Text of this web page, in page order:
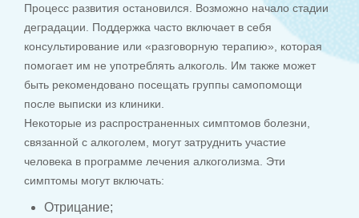
Процесс развития остановился. Возможно начало стадии
деградации. Поддержка часто включает в себя
консультирование или «разговорную терапию», которая
помогает им не употреблять алкоголь. Им также может
быть рекомендовано посещать группы самопомощи
после выписки из клиники.
Некоторые из распространенных симптомов болезни,
связанной с алкоголем, могут затруднить участие
человека в программе лечения алкоголизма. Эти
симптомы могут включать:
Отрицание;